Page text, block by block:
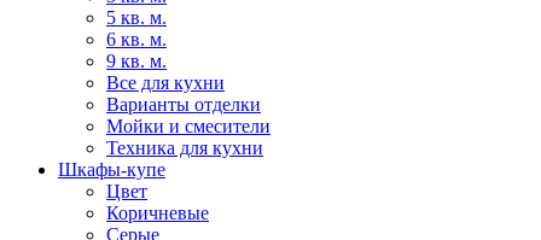
5 кв. м.
6 кв. м.
9 кв. м.
Все для кухни
Варианты отделки
Мойки и смесители
Техника для кухни
Шкафы-купе
Цвет
Коричневые
Серые